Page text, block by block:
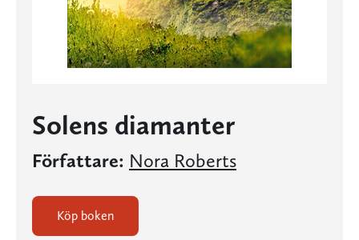
Solens diamanter
Författare: Nora Roberts
Köp boken